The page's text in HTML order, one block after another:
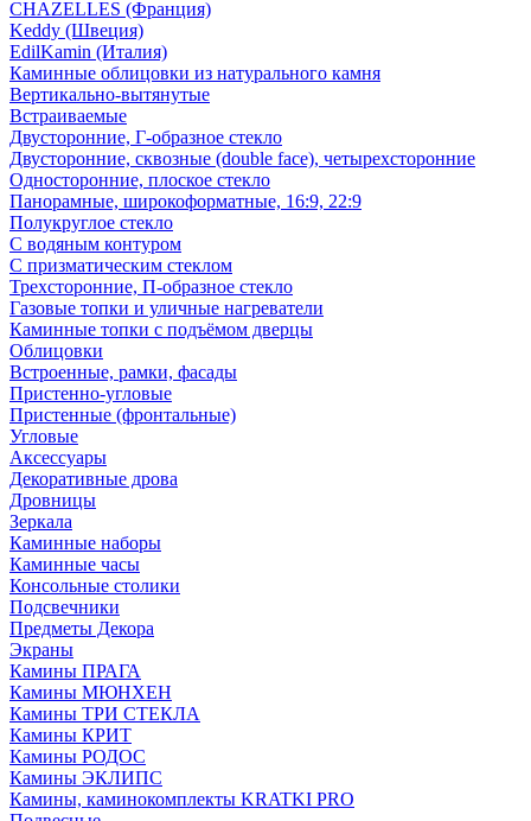
CHAZELLES (Франция)
Keddy (Швеция)
EdilKamin (Италия)
Каминные облицовки из натурального камня
Вертикально-вытянутые
Встраиваемые
Двусторонние, Г-образное стекло
Двусторонние, сквозные (double face), четырехсторонние
Односторонние, плоское стекло
Панорамные, широкоформатные, 16:9, 22:9
Полукруглое стекло
С водяным контуром
С призматическим стеклом
Трехсторонние, П-образное стекло
Газовые топки и уличные нагреватели
Каминные топки с подъёмом дверцы
Облицовки
Встроенные, рамки, фасады
Пристенно-угловые
Пристенные (фронтальные)
Угловые
Аксессуары
Декоративные дрова
Дровницы
Зеркала
Каминные наборы
Каминные часы
Консольные столики
Подсвечники
Предметы Декора
Экраны
Камины ПРАГА
Камины МЮНХЕН
Камины ТРИ СТЕКЛА
Камины КРИТ
Камины РОДОС
Камины ЭКЛИПС
Камины, каминокомплекты KRATKI PRO